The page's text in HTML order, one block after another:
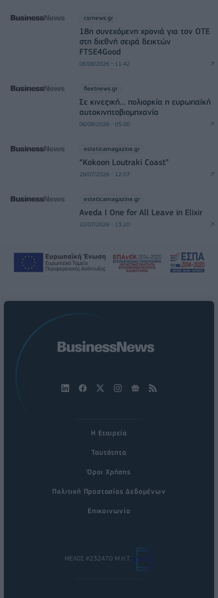
csrnews.gr
18η συνεχόμενη χρονιά για τον ΟΤΕ
στη διεθνή σειρά δεικτών
FTSE4Good
06/08/2026 - 11:42
fleetnews.gr
Σε κινεζική… πολιορκία η ευρωπαϊκή
αυτοκινητοβιομηχανία
06/08/2026 - 05:00
esteticamagazine.gr
“Kokoon Loutraki Coast”
28/07/2026 - 12:07
esteticamagazine.gr
Aveda I One for All Leave in Elixir
22/07/2026 - 13:20
Η Εταιρεία
Ταυτότητα
Όροι Χρήσης
Πολιτική Προστασίας Δεδομένων
Επικοινωνία
ΜΕΛΟΣ #232470 Μ.Η.Τ.